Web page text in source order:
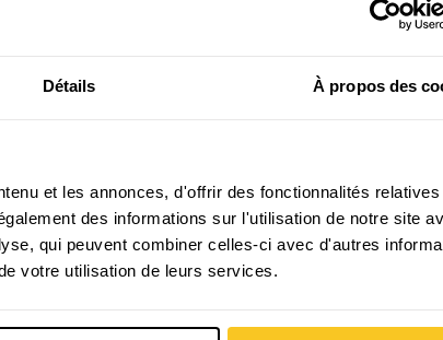
Détails À propos des
et les annonces, d'offrir des fonctionnalités
des informations sur l'utilisation de notre site
qui peuvent combiner celles-ci avec d'autres
votre utilisation de leurs services.
avec Twint, Visa et plus
encore
14